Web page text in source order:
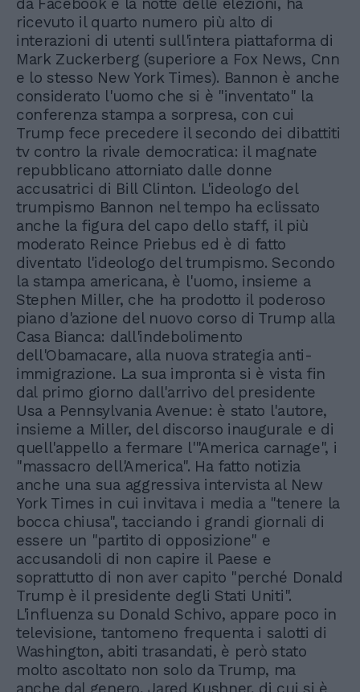
ricevuto il quarto numero più alto di
interazioni di utenti sull'intera piattaforma di
Mark Zuckerberg (superiore a Fox News, Cnn
e lo stesso New York Times). Bannon è anche
considerato l'uomo che si è "inventato" la
conferenza stampa a sorpresa, con cui
Trump fece precedere il secondo dei dibattiti
tv contro la rivale democratica: il magnate
repubblicano attorniato dalle donne
accusatrici di Bill Clinton. L'ideologo del
trumpismo Bannon nel tempo ha eclissato
anche la figura del capo dello staff, il più
moderato Reince Priebus ed è di fatto
diventato l'ideologo del trumpismo. Secondo
la stampa americana, è l'uomo, insieme a
Stephen Miller, che ha prodotto il poderoso
piano d'azione del nuovo corso di Trump alla
Casa Bianca: dall'indebolimento
dell'Obamacare, alla nuova strategia anti-
immigrazione. La sua impronta si è vista fin
dal primo giorno dall'arrivo del presidente
Usa a Pennsylvania Avenue: è stato l'autore,
insieme a Miller, del discorso inaugurale e di
quell'appello a fermare l'"America carnage", i
"massacro dell'America". Ha fatto notizia
anche una sua aggressiva intervista al New
York Times in cui invitava i media a "tenere la
bocca chiusa", tacciando i grandi giornali di
essere un "partito di opposizione" e
accusandoli di non capire il Paese e
soprattutto di non aver capito "perché Donald
Trump è il presidente degli Stati Uniti".
L'influenza su Donald Schivo, appare poco in
televisione, tantomeno frequenta i salotti di
Washington, abiti trasandati, è però stato
molto ascoltato non solo da Trump, ma